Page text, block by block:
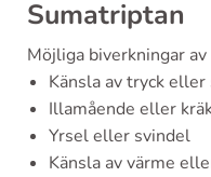
Sumatriptan
Möjliga biverkningar
Känsla av tryck
Illamående eller
Yrsel eller svindel
Känsla av värme